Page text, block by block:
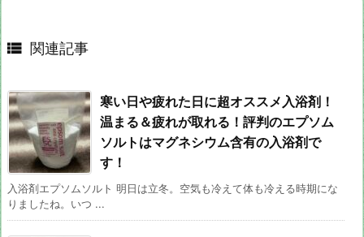
 関連記事
寒い日や疲れた日に超オススメ入浴剤！
温まる＆疲れが取れる！評判のエプソム
ソルトはマグネシウム含有の入浴剤で
す！
入浴剤エプソムソルト 明日は立冬。空気も冷えて体も冷える時期にな
りましたね。いつ ...